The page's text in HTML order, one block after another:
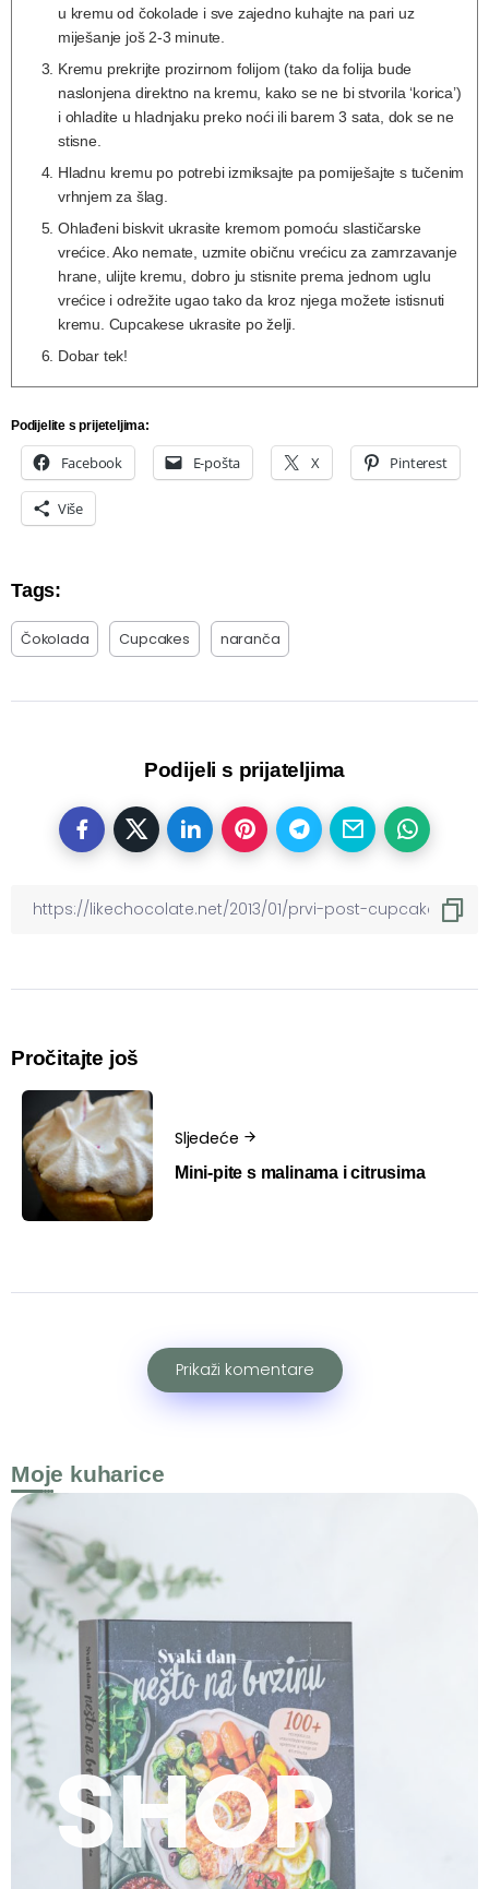
u kremu od čokolade i sve zajedno kuhajte na pari uz
miješanje još 2-3 minute.
Kremu prekrijte prozirnom folijom (tako da folija bude
naslonjena direktno na kremu, kako se ne bi stvorila ‘korica’)
i ohladite u hladnjaku preko noći ili barem 3 sata, dok se ne
stisne.
Hladnu kremu po potrebi izmiksajte pa pomiješajte s tučenim
vrhnjem za šlag.
Ohlađeni biskvit ukrasite kremom pomoću slastičarske
vrećice. Ako nemate, uzmite običnu vrećicu za zamrzavanje
hrane, ulijte kremu, dobro ju stisnite prema jednom uglu
vrećice i odrežite ugao tako da kroz njega možete istisnuti
kremu. Cupcakese ukrasite po želji.
Dobar tek!
Podijelite s prijeteljima:
Facebook E-pošta X Pinterest
Više
Tags:
Čokolada Cupcakes naranča
Podijeli s prijateljima
Pročitajte još
Sljedeće
Mini-pite s malinama i citrusima
Prikaži komentare
Moje kuharice
SHOP